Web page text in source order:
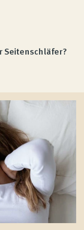
Seitenschläfer?